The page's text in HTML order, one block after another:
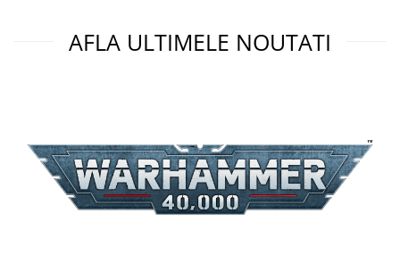
Puzzle 550 piese
Paints & Tools
Starter Sets
Books and Codex
AFLA ULTIMELE NOUTATI